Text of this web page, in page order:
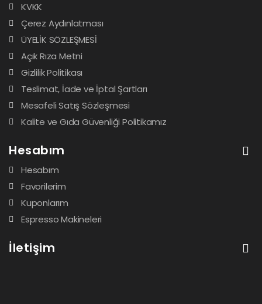
KVKK
Çerez Aydınlatması
ÜYELİK SÖZLEŞMESİ
Açık Rıza Metni
Gizlilik Politikası
Teslimat, İade ve İptal Şartları
Mesafeli Satış Sözleşmesi
Kalite ve Gıda Güvenliği Politikamız
Hesabım
Hesabım
Favorilerim
Kuponlarım
Espresso Makineleri
İletişim